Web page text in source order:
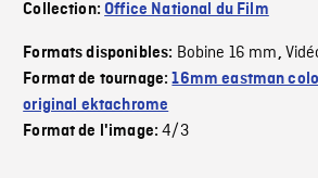
Collection:Office National du Film
Formats disponibles: Bobine 16 mm,
Format de tournage:16mm eastman
original ektachrome
Format de l'image:4/3